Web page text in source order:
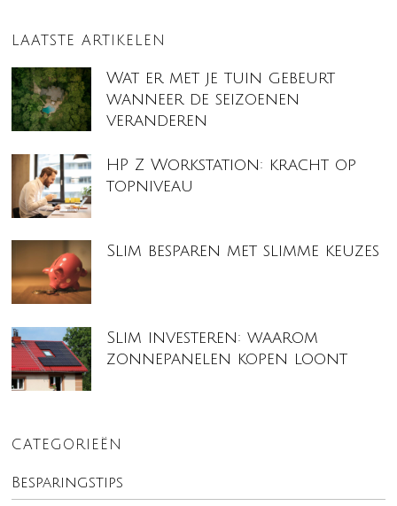
LAATSTE ARTIKELEN
Wat er met je tuin gebeurt
wanneer de seizoenen
veranderen
HP Z Workstation: kracht op
topniveau
Slim besparen met slimme keuzes
Slim investeren: waarom
zonnepanelen kopen loont
CATEGORIEËN
Besparingstips